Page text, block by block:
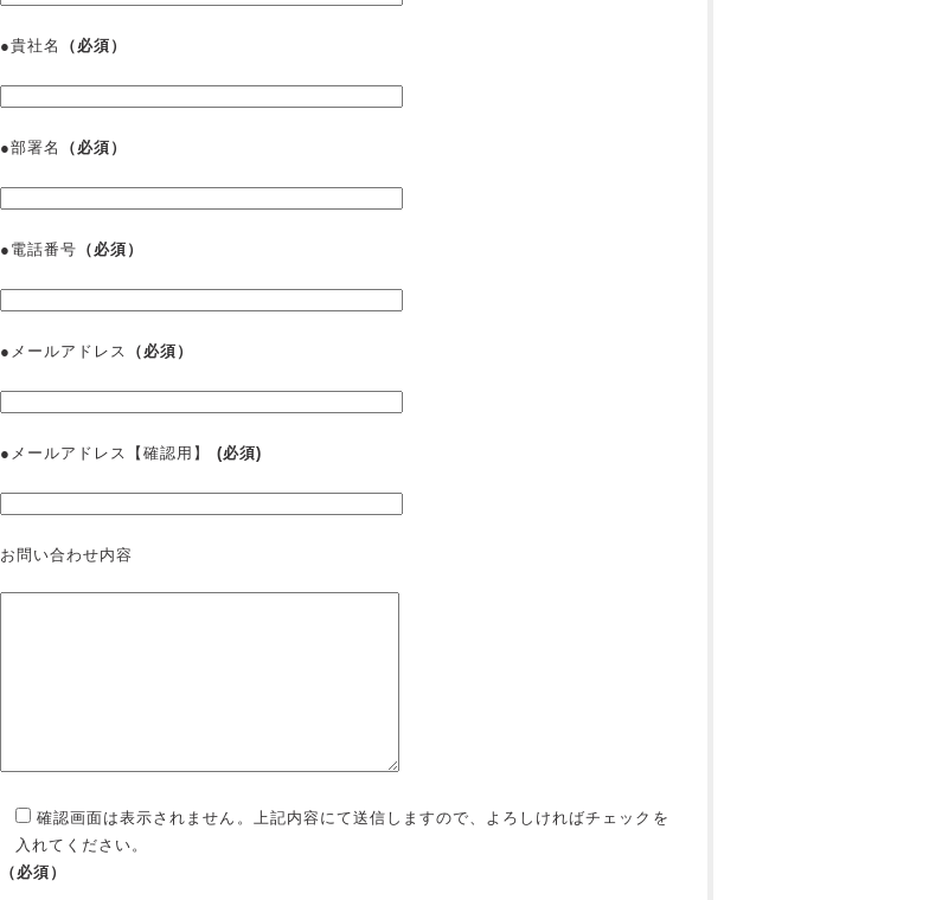
●貴社名 （必須）
●部署名 （必須）
●電話番号 （必須）
●メールアドレス （必須）
●メールアドレス【確認用】 (必須)
お問い合わせ内容
確認画面は表示されません。上記内容にて送信しますので、よろしければチェックを
入れてください。
（必須）